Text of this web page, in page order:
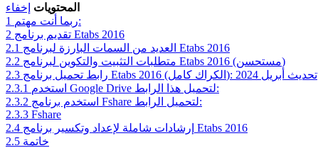
المحتويات إخفاء
1
ربما أنت مهتم:
2
تقديم برنامج Etabs 2016
2.1
العديد من السمات البارزة لبرنامج Etabs 2016
2.2
متطلبات التثبيت والتكوين لبرنامج Etabs 2016 (مستحسن)
2.3
رابط تحميل برنامج Etabs 2016 (الكراك كامل): تحديث أبريل 2024
2.3.1
استخدم Google Drive لتحميل هذا الرابط:
2.3.2
استخدم برنامج Fshare لتحميل الرابط:
2.3.3 Fshare
2.4
إرشادات شاملة لإعداد وتكسير برنامج Etabs 2016
2.5 خاتمة